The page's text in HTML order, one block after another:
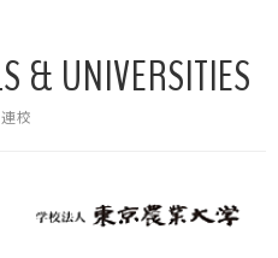
& UNIVERSITIES
校